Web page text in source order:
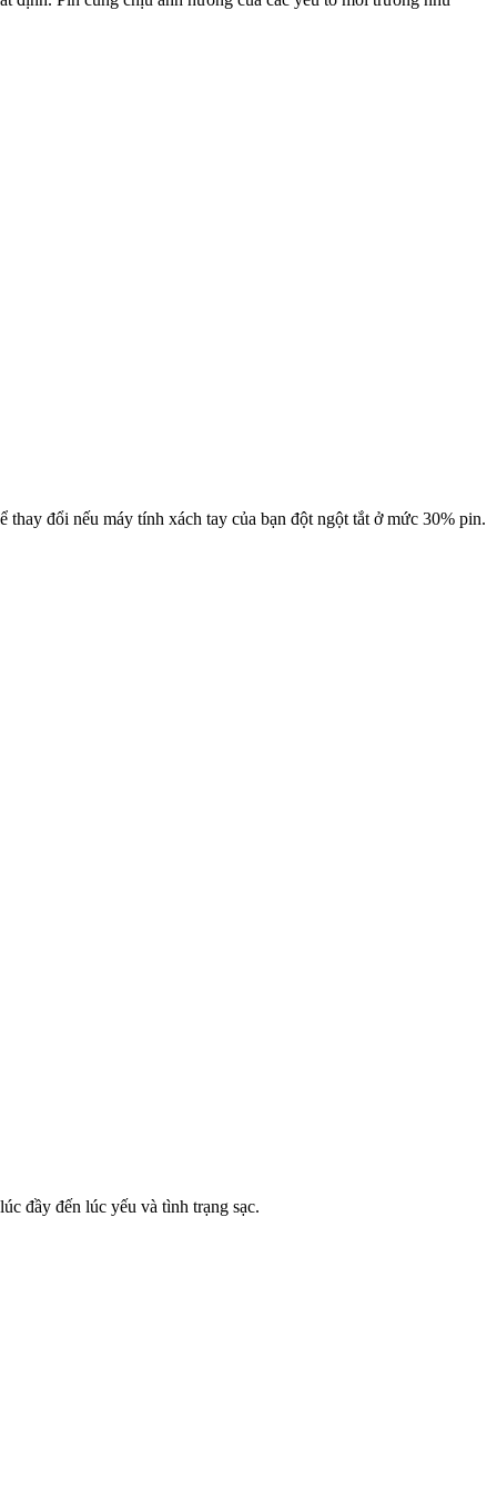
đổi nếu máy tính xách tay của bạn đột ngột tắt ở mức 30% pin.
đầy đến lúc yếu và tình trạng sạc.